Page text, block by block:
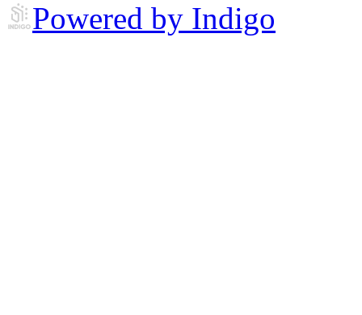
Powered by Indigo